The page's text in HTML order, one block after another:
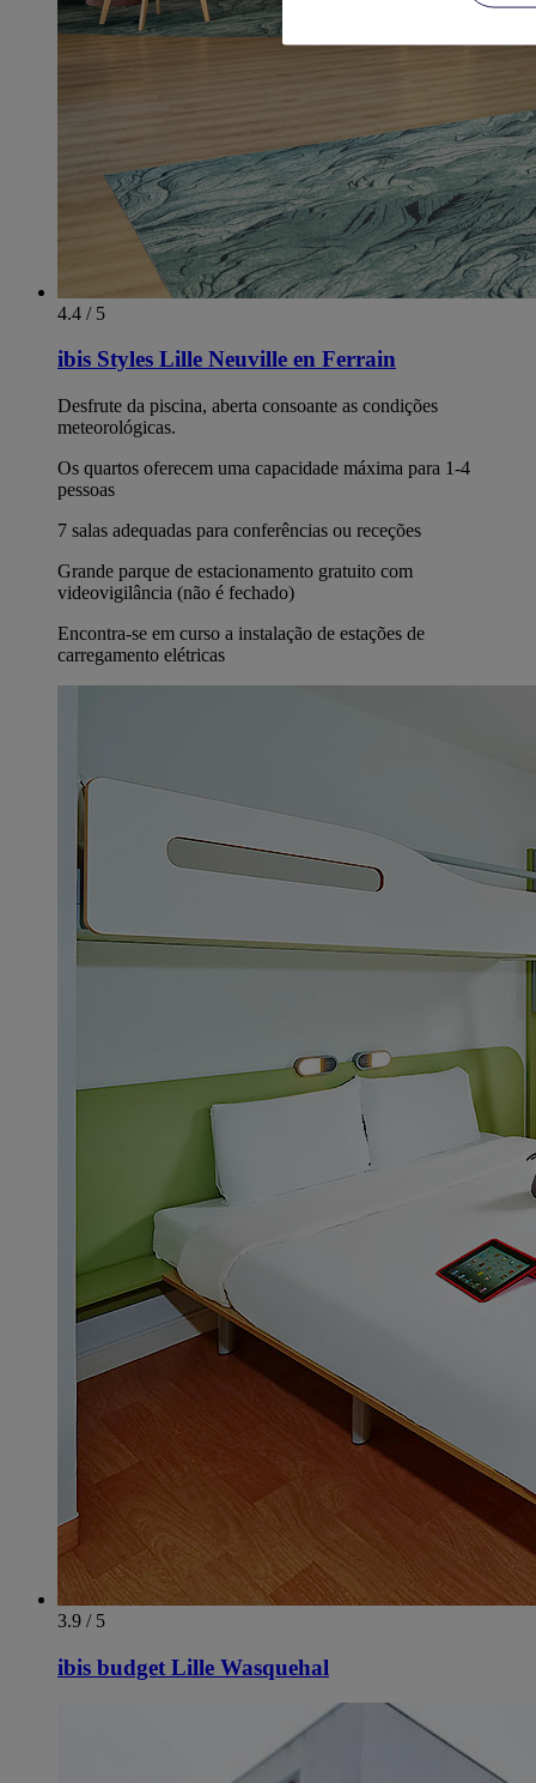
4.4 / 5
ibis Styles Lille Neuville en Ferrain
Desfrute da piscina, aberta consoante as condições
meteorológicas.
Os quartos oferecem uma capacidade máxima para 1-4
pessoas
7 salas adequadas para conferências ou receções
Grande parque de estacionamento gratuito com
videovigilância (não é fechado)
Encontra-se em curso a instalação de estações de
carregamento elétricas
3.9 / 5
ibis budget Lille Wasquehal